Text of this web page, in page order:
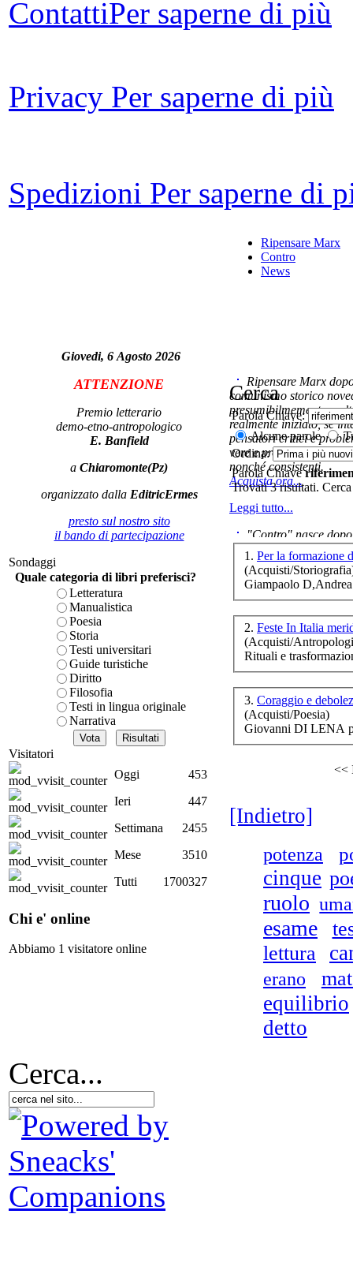
ContattiPer saperne di più
Privacy Per saperne di più
Spedizioni Per saperne di
Giovedi, 6 Agosto 2026
ATTENZIONE
Premio letterario
demo-etno-antropologico
E. Banfield
a Chiaromonte(Pz)
organizzato dalla EditricErmes
presto sul nostro sito
il bando di partecipazione
Sondaggi
Quale categoria di libri preferisci?
Letteratura
Manualistica
Poesia
Storia
Testi universitari
Guide turistiche
Diritto
Filosofia
Testi in lingua originale
Narrativa
Visitatori
Oggi
453
Ieri
447
Settimana
2455
Mese
3510
Tutti
1700327
Chi e' online
Abbiamo 1 visitatore online
Ripensare Marx
Contro
News
Ripensare Marx
comunismo storico
presumibilmemente
realmente iniziato, se
pensatori critici e
vere e proprie correnti
nonché consistenti.
Acquista ora...
Leggi tutto...
"Contro" nasce
cominciato con la
ripensaremarx. i saggi
questa collaborazione
è teorica, sempre però
presente fase.
Acquista ora...
A feed could not be
http://www.lastampa.it/
Cerca
Parola Chiave:
Alcune parole
Ordina:
Parola Chiave
Trovati 3 risultati.
1. Per la formazione
(Acquisti/
Giampaolo
2. Feste In Italia
(Acquisti/
Rituali e
3. Coraggio e
(Acquisti/Poesia)
Giovanni DI LENA
<<
[Indietro]
potenza
cinque
ruolo
esame
lettura
erano
equilibrio
detto
Cerca...